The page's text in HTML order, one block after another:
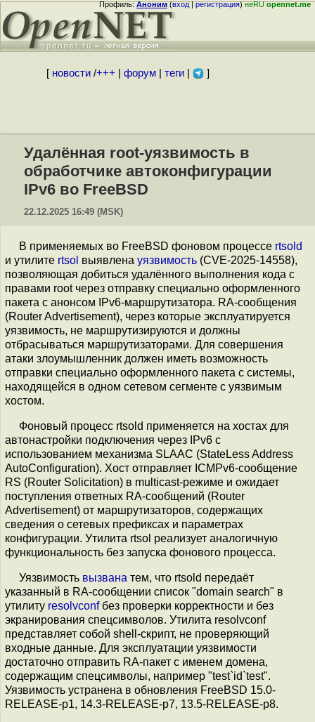
Профиль:Аноним(вход|регистрация)неRUopennet.me
[ новости/+++ форум| теги| ]
Удалённая root-уязвимость в
обработчике автоконфигурации
IPv6 во FreeBSD
22.12.2025 16:49 (MSK)
В применяемых во FreeBSD фоновом процессе rtsold
и утилите rtsol выявлена уязвимость (CVE-2025-14558),
позволяющая добиться удалённого выполнения кода с
правами root через отправку специально оформленного
пакета c анонсом IPv6-маршрутизатора. RA-сообщения
(Router Advertisement), через которые эксплуатируется
уязвимость, не маршрутизируются и должны
отбрасываться маршрутизаторами. Для совершения
атаки злоумышленник должен иметь возможность
отправки специально оформленного пакета с системы,
находящейся в одном сетевом сегменте с уязвимым
хостом.
Фоновый процесс rtsold применяется на хостах для
автонастройки подключения через IPv6 с
использованием механизма SLAAC (StateLess Address
AutoConfiguration). Хост отправляет ICMPv6-сообщение
RS (Router Solicitation) в multicast-режиме и ожидает
поступления ответных RA-сообщений (Router
Advertisement) от маршрутизаторов, содержащих
сведения о сетевых префиксах и параметрах
конфигурации. Утилита rtsol реализует аналогичную
функциональность без запуска фонового процесса.
Уязвимость вызвана тем, что rtsold передаёт
указанный в RA-сообщении список "domain search" в
утилиту resolvconfбез проверки корректности и без
экранирования спецсимволов. Утилита resolvconf
представляет собой shell-скрипт, не проверяющий
входные данные. Для эксплуатации уязвимости
достаточно отправить RA-пакет с именем домена,
содержащим спецсимволы, например "test`id`test".
Уязвимость устранена в обновления FreeBSD 15.0-
RELEASE-p1, 14.3-RELEASE-p7, 13.5-RELEASE-p8.